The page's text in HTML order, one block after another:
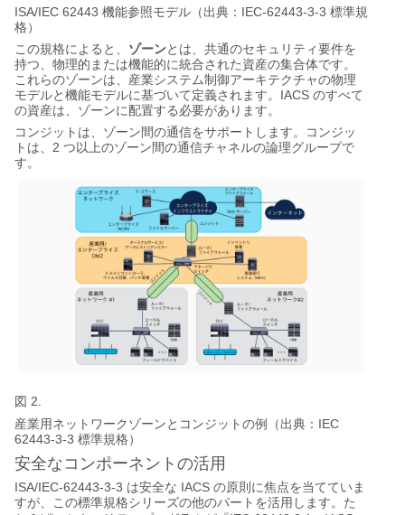
ISA/IEC 62443 機能参照モデル（出典： IEC-62443-3-3 標準規
格）
この規格によると、 ゾーンとは、共通のセキュリティ要件を
持つ、物理的または機能的に統合された資産の集合体です。
これらのゾーンは、産業システム制御アーキテクチャの物理
モデルと機能モデルに基づいて定義されます。 IACS のすべて
の資産は、ゾーンに配置する必要があります。
コンジット は、ゾーン間の通信をサポートします。コンジッ
トは、 2 つ以上のゾーン間の通信チャネルの論理グループで
す。
図 2.
産業用ネットワークゾーンとコンジットの例（出典： IEC
62443-3-3 標準規格）
安全なコンポーネントの活用
ISA/IEC-62443-3-3 は安全な IACS の原則に焦点を当てていま
すが、この標準規格シリーズの他のパートを活用します。た